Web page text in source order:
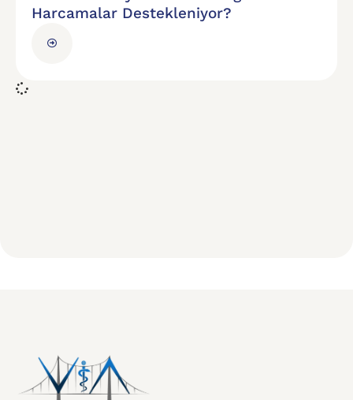
Harcamalar Destekleniyor?